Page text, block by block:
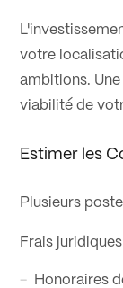
votre
ambitions.
viabilité de
Estimer les
Plusieurs
Frais
Honoraires